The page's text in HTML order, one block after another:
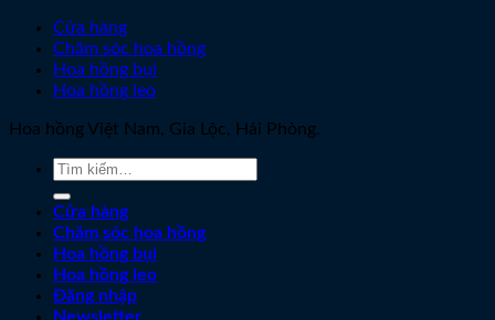
Cửa hàng
Chăm sóc hoa hồng
Hoa hồng bụi
Hoa hồng leo
Hoa hồng Việt Nam, Gia Lộc, Hải Phòng.
Tìm
Cửa hàng
Chăm sóc hoa hồng
Hoa hồng bụi
Hoa hồng leo
Đăng nhập